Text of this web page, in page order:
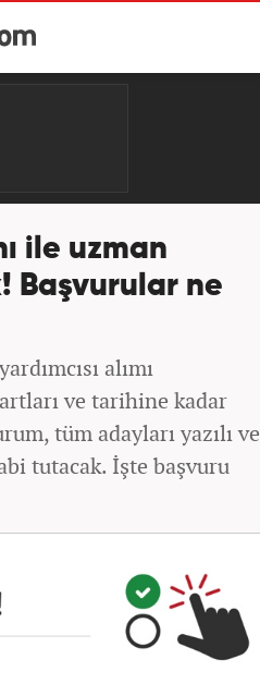
ile uzman
Başvurular ne
alımı
ve tarihine kadar
tüm adayları yazılı ve
tutacak. İşte başvuru